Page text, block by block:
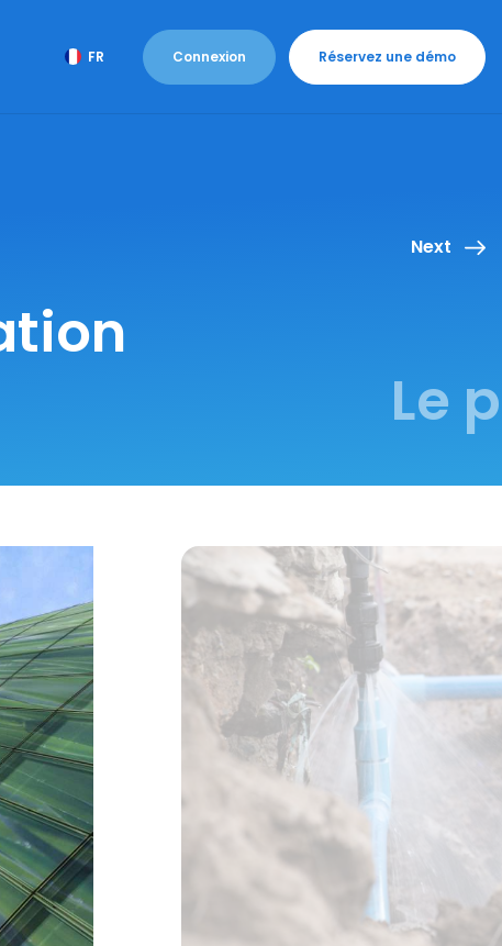
FR Connexion Réservez une démo
Next
Le